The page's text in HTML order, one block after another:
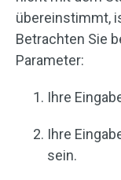
übereinstimmt,
Betrachten Sie
Parameter:
Ihre
Ihre
sein.